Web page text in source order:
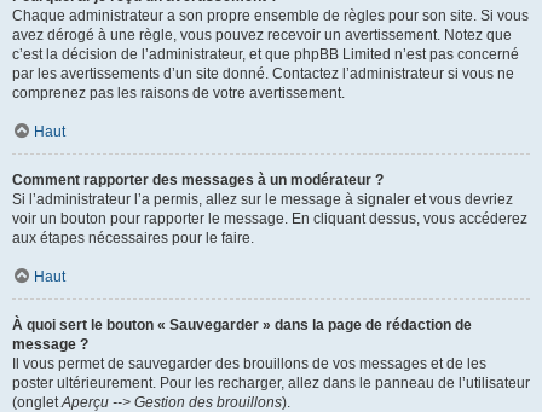
Chaque administrateur a son propre ensemble de règles pour son site. Si vous
avez dérogé à une règle, vous pouvez recevoir un avertissement. Notez que
c’est la décision de l’administrateur, et que phpBB Limited n’est pas concerné
par les avertissements d’un site donné. Contactez l’administrateur si vous ne
comprenez pas les raisons de votre avertissement.
Haut
Comment rapporter des messages à un modérateur ?
Si l’administrateur l’a permis, allez sur le message à signaler et vous devriez
voir un bouton pour rapporter le message. En cliquant dessus, vous accéderez
aux étapes nécessaires pour le faire.
Haut
À quoi sert le bouton « Sauvegarder » dans la page de rédaction de
message ?
Il vous permet de sauvegarder des brouillons de vos messages et de les
poster ultérieurement. Pour les recharger, allez dans le panneau de l’utilisateur
(ongletAperçu --> Gestion des brouillons).